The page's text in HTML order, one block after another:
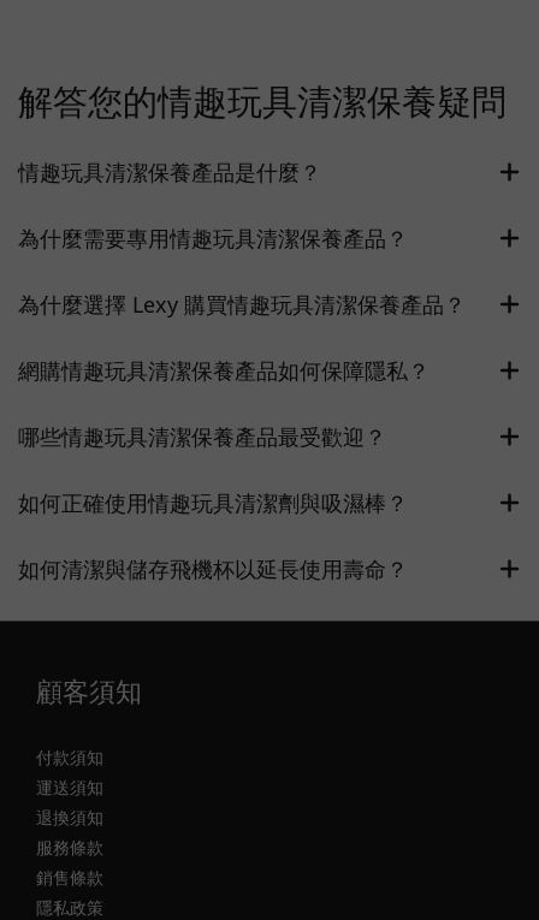
解答您的情趣玩具清潔保養疑問
情趣玩具清潔保養產品是什麼？
為什麼需要專用情趣玩具清潔保養產品？
為什麼選擇 Lexy 購買情趣玩具清潔保養產品？
網購情趣玩具清潔保養產品如何保障隱私？
哪些情趣玩具清潔保養產品最受歡迎？
如何正確使用情趣玩具清潔劑與吸濕棒？
如何清潔與儲存飛機杯以延長使用壽命？
顧客須知
付款須知
運送須知
退換須知
服務條款
銷售條款
隱私政策